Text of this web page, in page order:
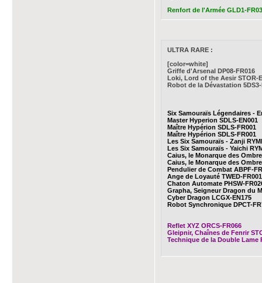
Renfort de l'Armée GLD1-
ULTRA RARE :
[color=white]
Griffe d'Arsenal DP08-FR016
Loki, Lord of the Aesir STOR-
Robot de la Dévastation 5DS3-
Six Samouraïs Légendaires -
Master Hyperion SDLS-EN001
Maître Hypérion SDLS-FR001
Maître Hypérion SDLS-FR001
Les Six Samouraïs - Zanji
Les Six Samouraïs - Yaichi
Caius, le Monarque des
Caius, le Monarque des
Pendulier de Combat ABPF-
Ange de Loyauté TWED-FR001
Chaton Automate PHSW-
Grapha, Seigneur Dragon du
Cyber Dragon LCGX-EN175
Robot Synchronique DPCT-
Reflet XYZ ORCS-FR066
Gleipnir, Chaînes de Fenrir
Technique de la Double Lame